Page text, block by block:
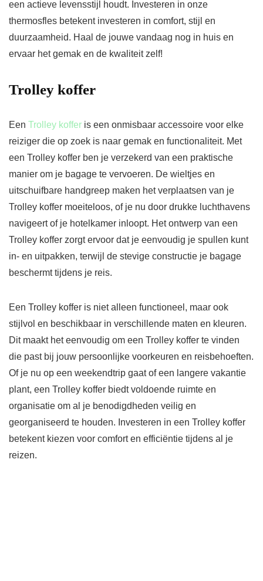
een actieve levensstijl houdt. Investeren in onze
thermosfles betekent investeren in comfort, stijl en
duurzaamheid. Haal de jouwe vandaag nog in huis en
ervaar het gemak en de kwaliteit zelf!
Trolley koffer
Een Trolley koffer is een onmisbaar accessoire voor elke
reiziger die op zoek is naar gemak en functionaliteit. Met
een Trolley koffer ben je verzekerd van een praktische
manier om je bagage te vervoeren. De wieltjes en
uitschuifbare handgreep maken het verplaatsen van je
Trolley koffer moeiteloos, of je nu door drukke luchthavens
navigeert of je hotelkamer inloopt. Het ontwerp van een
Trolley koffer zorgt ervoor dat je eenvoudig je spullen kunt
in- en uitpakken, terwijl de stevige constructie je bagage
beschermt tijdens je reis.
Een Trolley koffer is niet alleen functioneel, maar ook
stijlvol en beschikbaar in verschillende maten en kleuren.
Dit maakt het eenvoudig om een Trolley koffer te vinden
die past bij jouw persoonlijke voorkeuren en reisbehoeften.
Of je nu op een weekendtrip gaat of een langere vakantie
plant, een Trolley koffer biedt voldoende ruimte en
organisatie om al je benodigdheden veilig en
georganiseerd te houden. Investeren in een Trolley koffer
betekent kiezen voor comfort en efficiëntie tijdens al je
reizen.